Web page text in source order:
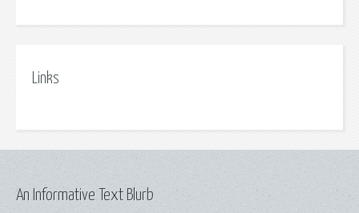
Links
An Informative Text Blurb